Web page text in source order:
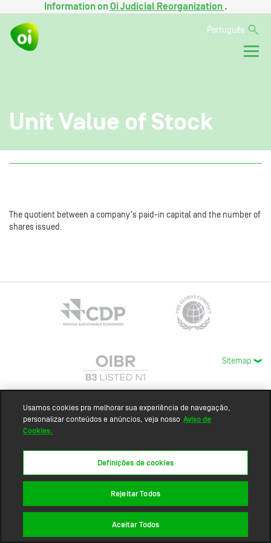
Information onOi Judicial Reorganization .
Português
Unit Value of Stock
The quotient between a company‘s paid-in capital and the number of
shares issued.
Sitemap
Usamos cookies pra melhorar sua experiência de navegação,
personalizar conteúdos e anúncios, veja nosso Aviso de
Cookies.
Definições de cookies
Rejeitar Todos
Aceitar Todos